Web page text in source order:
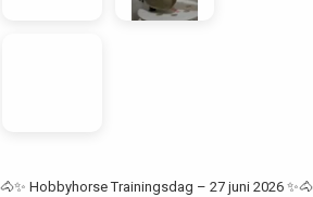
🐴✨ Hobbyhorse Trainingsdag – 27 juni 2026 ✨🐴